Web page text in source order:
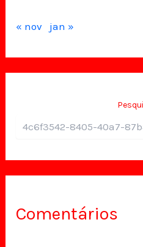
« nov jan »
Comentários